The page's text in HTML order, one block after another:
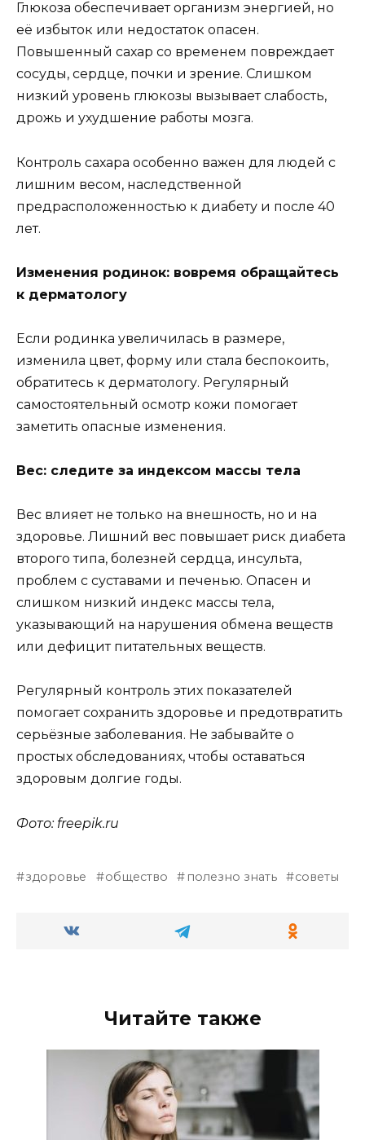
Глюкоза обеспечивает организм энергией, но
её избыток или недостаток опасен.
Повышенный сахар со временем повреждает
сосуды, сердце, почки и зрение. Слишком
низкий уровень глюкозы вызывает слабость,
дрожь и ухудшение работы мозга.
Контроль сахара особенно важен для людей с
лишним весом, наследственной
предрасположенностью к диабету и после 40
лет.
Изменения родинок: вовремя обращайтесь
к дерматологу
Если родинка увеличилась в размере,
изменила цвет, форму или стала беспокоить,
обратитесь к дерматологу. Регулярный
самостоятельный осмотр кожи помогает
заметить опасные изменения.
Вес: следите за индексом массы тела
Вес влияет не только на внешность, но и на
здоровье. Лишний вес повышает риск диабета
второго типа, болезней сердца, инсульта,
проблем с суставами и печенью. Опасен и
слишком низкий индекс массы тела,
указывающий на нарушения обмена веществ
или дефицит питательных веществ.
Регулярный контроль этих показателей
помогает сохранить здоровье и предотвратить
серьёзные заболевания. Не забывайте о
простых обследованиях, чтобы оставаться
здоровым долгие годы.
Фото: freepik.ru
здоровье общество полезно знать советы
Читайте также